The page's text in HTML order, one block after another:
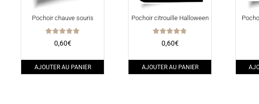
Pochoir chauve souris
Note
5.00
0,60€
AJOUTER AU PANIER
Pochoir citrouille Halloween
Note
4.80
0,60€
AJOUTER AU PANIER